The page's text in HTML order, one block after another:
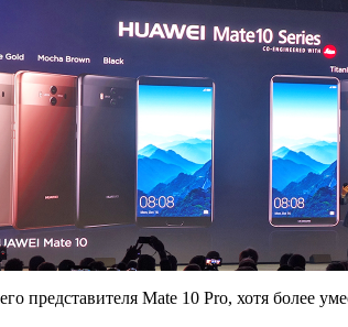
представителя Mate 10 Pro, хотя более